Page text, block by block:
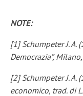
NOTE:
[1] Schumpeter J. A.
Democrazia”,
[2] Schumpeter J.
economico, trad. di